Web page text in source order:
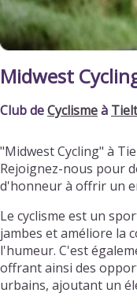
Midwest
Club deCyclismeà Tielt
"Midwest Cycling" à
Rejoignez-nous pour
d'honneur à offrir un
Le cyclisme est un
jambes et améliore la
l'humeur. C'est
offrant ainsi des
urbains, ajoutant un